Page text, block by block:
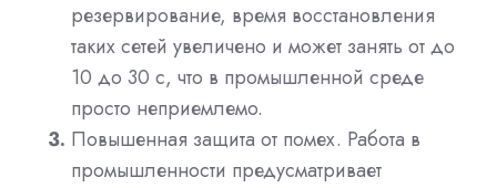
резервирование, время восстановления
таких сетей увеличено и может занять от до
10 до 30 с, что в промышленной среде
просто неприемлемо.
Повышенная защита от помех. Работа в
промышленности предусматривает